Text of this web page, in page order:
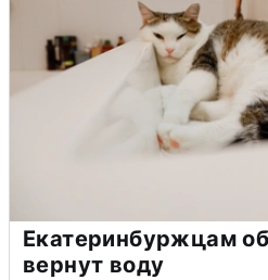
Екатеринбуржцам
вернут воду